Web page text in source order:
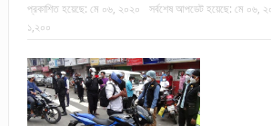
প্রকাশিত হয়েছে: মে ০৬, ২০২০ সর্বশেষ আপডেট হয়েছে: মে ০৬,
১,২০০